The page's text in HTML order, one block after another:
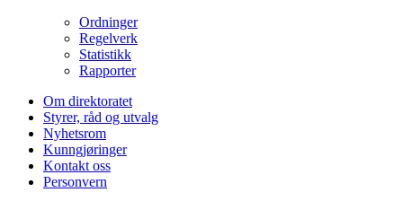
Ordninger
Regelverk
Statistikk
Rapporter
Om direktoratet
Styrer, råd og utvalg
Nyhetsrom
Kunngjøringer
Kontakt oss
Personvern